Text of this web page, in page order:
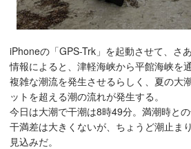
iPhoneの「GPS-Trk」を起動させて、さあ
情報によると、津軽海峡から平館海峡を
複雑な潮流を発生させるらしく、夏の大
ットを超える潮の流れが発生する。
今日は大潮で干潮は8時49分。満潮時との
干満差は大きくないが、ちょうど潮止ま
見込みだ。